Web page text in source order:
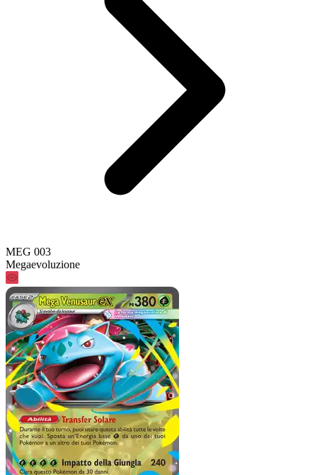
MEG 003
Megaevoluzione